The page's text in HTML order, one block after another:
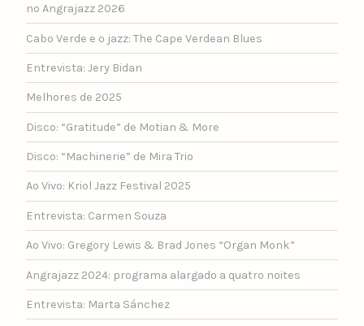
no Angrajazz 2026
Cabo Verde e o jazz: The Cape Verdean Blues
Entrevista: Jery Bidan
Melhores de 2025
Disco: “Gratitude” de Motian & More
Disco: “Machinerie” de Mira Trio
Ao Vivo: Kriol Jazz Festival 2025
Entrevista: Carmen Souza
Ao Vivo: Gregory Lewis & Brad Jones “Organ Monk”
Angrajazz 2024: programa alargado a quatro noites
Entrevista: Marta Sánchez